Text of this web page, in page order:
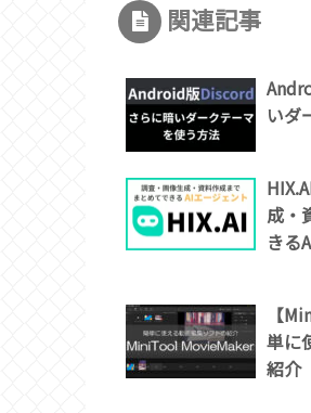
関連記事
いダ
成・
きる
【
単に
紹介